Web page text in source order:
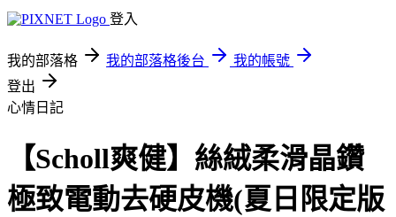
登入
我的部落格 我的部落格後台
我的帳號
登出
心情日記
【Scholl爽健】絲絨柔滑晶鑽
極致電動去硬皮機(夏日限定版